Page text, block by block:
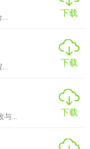
...
下载
...
下载
与...
下载